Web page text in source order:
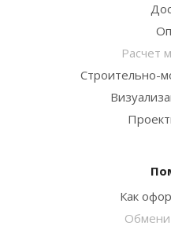
Расчет
Строительно-
Как
Обмени